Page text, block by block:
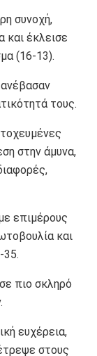
συνοχή,
έκλεισε
(16-13).
τους.
στην άμυνα,
επιμέρους
και
35.
πιο σκληρό
ευχέρεια,
στους